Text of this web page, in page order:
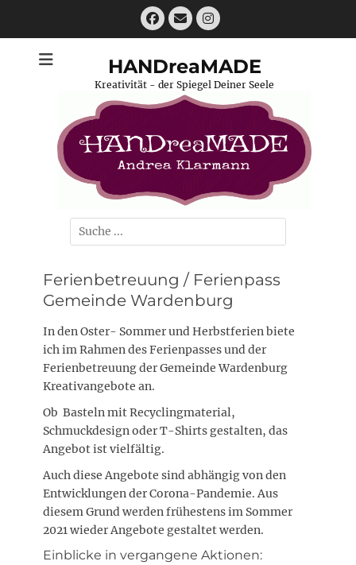
Facebook
E-
Mail
Instagram
HANDreaMADE
Kreativität - der Spiegel Deiner Seele
Suchen
nach:
Ferienbetreuung / Ferienpass
Gemeinde Wardenburg
In den Oster- Sommer und Herbstferien biete
ich im Rahmen des Ferienpasses und der
Ferienbetreuung der Gemeinde Wardenburg
Kreativangebote an.
Ob Basteln mit Recyclingmaterial,
Schmuckdesign oder T-Shirts gestalten, das
Angebot ist vielfältig.
Auch diese Angebote sind abhängig von den
Entwicklungen der Corona-Pandemie. Aus
diesem Grund werden frühestens im Sommer
2021 wieder Angebote gestaltet werden.
Einblicke in vergangene Aktionen: